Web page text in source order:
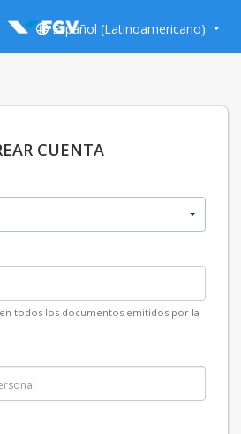
Español (Latinoamericano)
CUENTA
todos los documentos emitidos por la